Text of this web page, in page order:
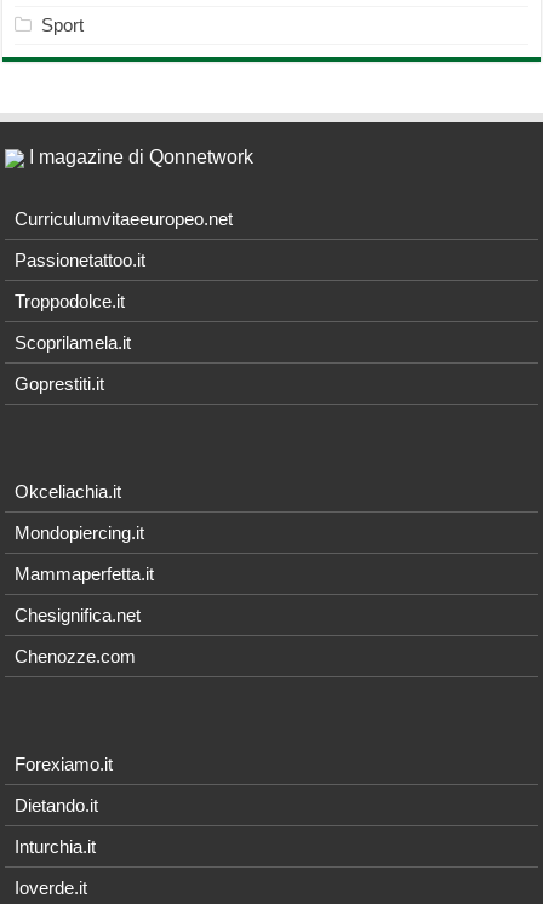
Sport
I magazine di Qonnetwork
Curriculumvitaeeuropeo.net
Passionetattoo.it
Troppodolce.it
Scoprilamela.it
Goprestiti.it
Okceliachia.it
Mondopiercing.it
Mammaperfetta.it
Chesignifica.net
Chenozze.com
Forexiamo.it
Dietando.it
Inturchia.it
Ioverde.it